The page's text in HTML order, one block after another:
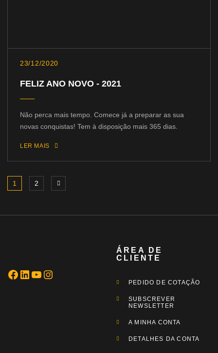
23/12/2020
FELIZ ANO NOVO - 2021
Não perca mais tempo. Comece já a preparar as sua
novas conquistas! Tem à disposição mais 365 dias.
LER MAIS
1 2
ÁREA DE
CLIENTE
PEDIDO DE COTAÇÃO
SUBSCREVER
NEWSLETTER
A MINHA CONTA
DETALHES DA CONTA